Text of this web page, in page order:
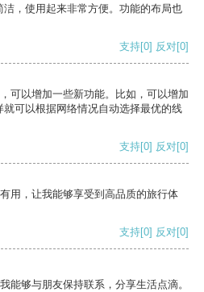
，使用起来非常方便。功能的布局也
支持[0] 反对[0]
可以增加一些新功能。比如，可以增加
可以根据网络情况自动选择最优的线
支持[0] 反对[0]
用，让我能够享受到高品质的旅行体
支持[0] 反对[0]
能够与朋友保持联系，分享生活点滴。